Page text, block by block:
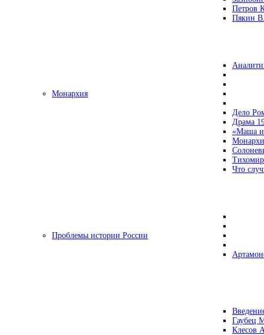
Петров
Пякин
Монархия
Дело
Драма
«Маша и
Что
Проблемы истории России
Гаубец
Клесов